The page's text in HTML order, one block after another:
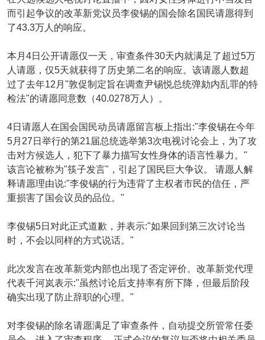
而引起争议的改革新党议员李俊锡的国会除名国民请愿得到
了43.3万人的响应。
本月4日公开请愿仅一天，审查条件30天内就满足了超过5万
人请愿，仅5天就获得了历史第二名的响应。该请愿人数超
过了去年12月"敦促制定旨在调查尹锡悦总统弹劾内乱罪的特
检法"的请愿同意数（40.0278万人）。
4日请愿人在国会国民动员请愿留言板上指出:"李俊锡在今年
5月27日举行的第21届总统选举第3次电视讨论会上，为了攻
击对方候选人，犯下了暴力描写女性身体的语言性暴力。"
该言论被称为"筷子发言"，引起了国民巨大争议。 请愿人解
释请愿理由说:"李俊锡的行为违背了主权者市民的信任，严
重损害了国会议员的品位。"
李俊锡5日对此正式道歉，并表示:"如果回到第三次讨论当
时，不会以同样的方式说话。"
此次发言在改革新党内部也出现了否定评价。改革新党代理
代表千河岚表示:"虽然讨论后支持率有所下降，但最后阶段
确实出现了防止辞职的心理。"
对李俊锡的除名请愿满足了审查条件，自动提交所管常任委